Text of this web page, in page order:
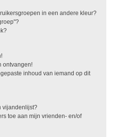
in een andere kleur?
ontvangen!
inhoud van iemand op dit
vijandenlijst?
toe aan mijn vrienden- en/of